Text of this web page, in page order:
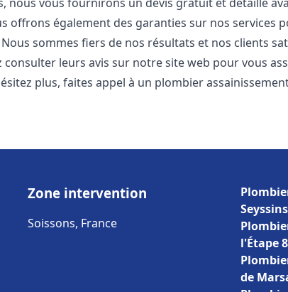
offrons également des garanties sur nos services
sommes fiers de nos résultats et nos clients
consulter leurs avis sur notre site web pour vous
plus, faites appel à un plombier
Zone intervention
Soissons, France
l'Étape
de